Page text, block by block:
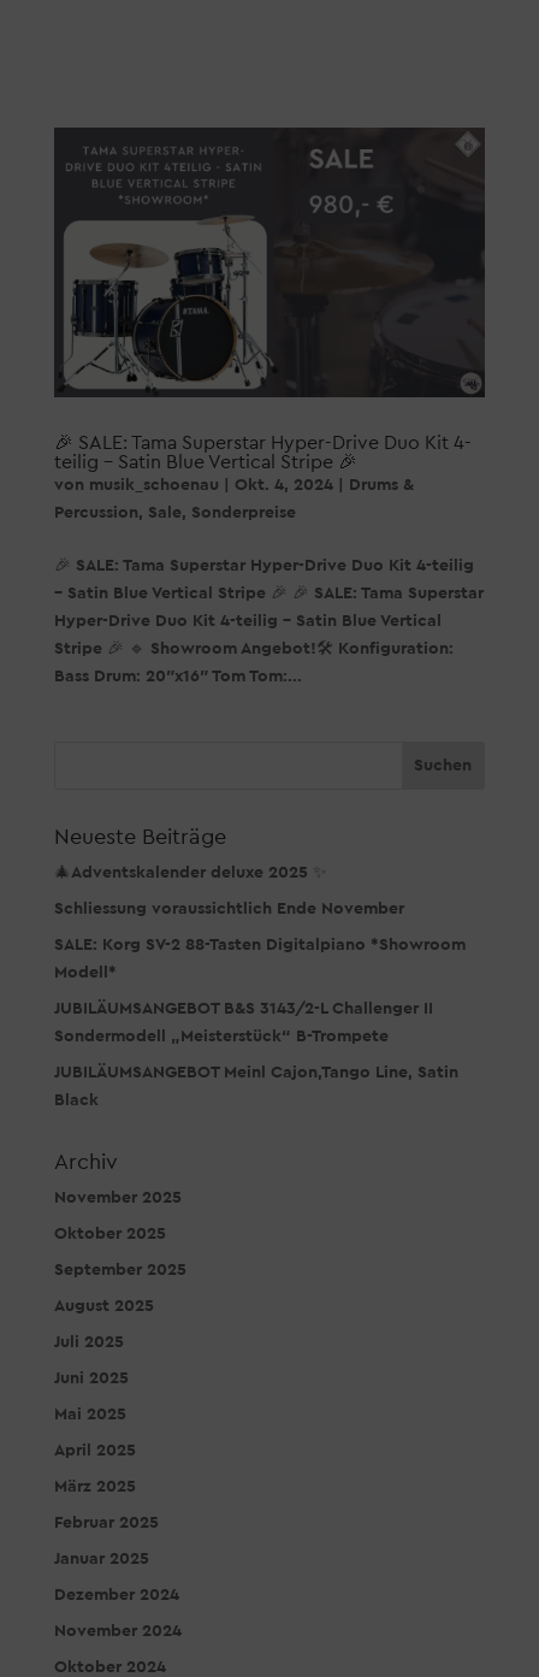
🎉 SALE: Tama Superstar Hyper-Drive Duo Kit 4-
teilig – Satin Blue Vertical Stripe 🎉
von musik_schoenau Okt. 4, 2024|
Drums &
Percussion, Sale, Sonderpreise
🎉 SALE: Tama Superstar Hyper-Drive Duo Kit 4-teilig
– Satin Blue Vertical Stripe 🎉 🎉 SALE: Tama Superstar
Hyper-Drive Duo Kit 4-teilig – Satin Blue Vertical
Stripe 🎉 🔹 Showroom Angebot!🛠️ Konfiguration:
Bass Drum: 20″x16″ Tom Tom:...
Neueste Beiträge
🎄Adventskalender deluxe 2025 ✨
Schliessung voraussichtlich Ende November
SALE: Korg SV-2 88-Tasten Digitalpiano *Showroom
Modell*
JUBILÄUMSANGEBOT B&S 3143/2-L Challenger II
Sondermodell „Meisterstück“ B-Trompete
JUBILÄUMSANGEBOT Meinl Cajon,Tango Line, Satin
Black
Archiv
November 2025
Oktober 2025
September 2025
August 2025
Juli 2025
Juni 2025
Mai 2025
April 2025
März 2025
Februar 2025
Januar 2025
Dezember 2024
November 2024
Oktober 2024